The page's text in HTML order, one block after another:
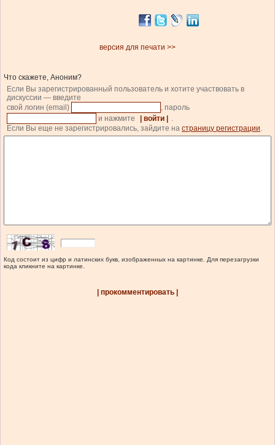
версия для печати >>
Что скажете, Аноним?
Если Вы зарегистрированный пользователь и хотите участвовать в
дискуссии — введите
свой логин (email)
, пароль
и нажмите
| войти |
.
Если Вы еще не зарегистрировались, зайдите на страницу регистрации.
Код состоит из цифр и латинских букв, изображенных на картинке. Для перезагрузки
кода кликните на картинке.
| прокомментировать |